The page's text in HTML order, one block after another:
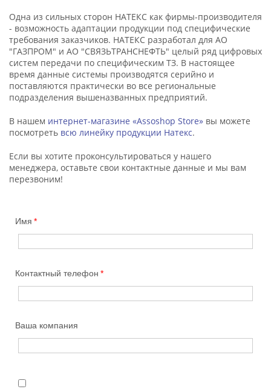
Одна из сильных сторон НАТЕКС как фирмы-производителя
- возможность адаптации продукции под специфические
требования заказчиков. НАТЕКС разработал для АО
"ГАЗПРОМ" и АО "СВЯЗЬТРАНСНЕФТЬ" целый ряд цифровых
систем передачи по специфическим ТЗ. В настоящее
время данные системы производятся серийно и
поставляются практически во все региональные
подразделения вышеназванных предприятий.
В нашем интернет-магазине «Assoshop Store» вы можете
посмотреть всю линейку продукции Натекс.
Если вы хотите проконсультироваться у нашего
менеджера, оставьте свои контактные данные и мы вам
перезвоним!
Имя
Контактный телефон
Ваша компания